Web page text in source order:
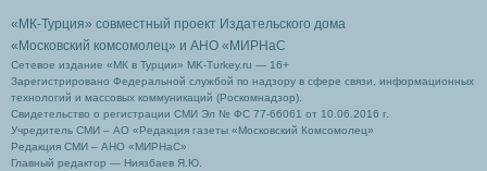
«МК-Турция» совместный проект Издательского дома
«Московский комсомолец» и АНО «МИРНаС
Сетевое издание «МК в Турции» MK-Turkey.ru — 16+
Зарегистрировано Федеральной службой по надзору в сфере связи, информационных
технологий и массовых коммуникаций (Роскомнадзор).
Свидетельство о регистрации СМИ Эл № ФС 77-66061 от 10.06.2016 г.
Учредитель СМИ – АО «Редакция газеты «Московский Комсомолец»
Редакция СМИ – АНО «МИРНаС»
Главный редактор — Ниязбаев Я.Ю.